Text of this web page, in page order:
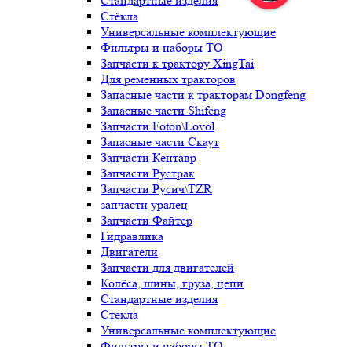
Стёкла
Универсальные комплектующие
Фильтры и наборы ТО
Запчасти к трактору XingTai
Для ременных тракторов
Запасные части к тракторам Dongfeng
Запасные части Shifeng
Запчасти Foton\Lovol
Запасные части Скаут
Запчасти Кентавр
Запчасти Рустрак
Запчасти Русич\TZR
запчасти уралец
Запчасти Файтер
Гидравлика
Двигатели
Запчасти для двигателей
Колёса, шины, груза, цепи
Стандартные изделия
Стёкла
Универсальные комплектующие